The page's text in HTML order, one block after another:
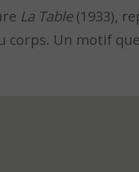
La Table(1933),
corps. Un motif